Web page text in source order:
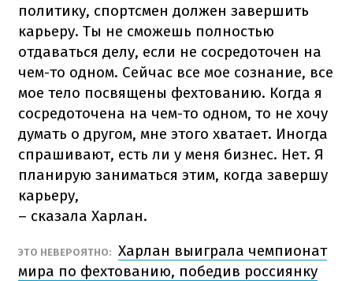
политику, спортсмен должен завершить
карьеру. Ты не сможешь полностью
отдаваться делу, если не сосредоточен на
чем-то одном. Сейчас все мое сознание, все
мое тело посвящены фехтованию. Когда я
сосредоточена на чем-то одном, то не хочу
думать о другом, мне этого хватает. Иногда
спрашивают, есть ли у меня бизнес. Нет. Я
планирую заниматься этим, когда завершу
карьеру,
– сказала Харлан.
ЭТО НЕВЕРОЯТНО: Харлан выиграла чемпионат
мира по фехтованию, победив россиянку